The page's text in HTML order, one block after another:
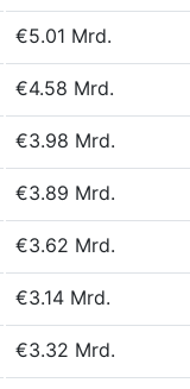
€5.01 Mrd.
€4.58 Mrd.
€3.98 Mrd.
€3.89 Mrd.
€3.62 Mrd.
€3.14 Mrd.
€3.32 Mrd.